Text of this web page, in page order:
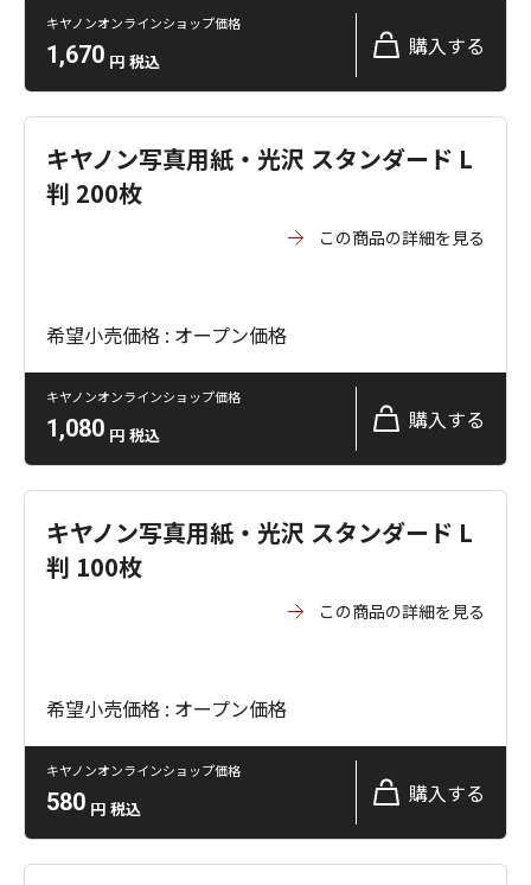
キヤノンオンラインショップ価格
1,670 円 税込
購入する
キヤノン写真用紙・光沢 スタンダード L
判 200枚
この商品の詳細を見る
希望小売価格 : オープン価格
キヤノンオンラインショップ価格
1,080 円 税込
購入する
キヤノン写真用紙・光沢 スタンダード L
判 100枚
この商品の詳細を見る
希望小売価格 : オープン価格
キヤノンオンラインショップ価格
580 円 税込
購入する